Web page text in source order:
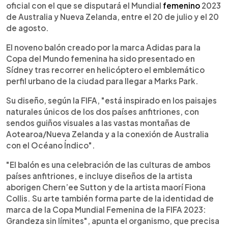
oficial con el que se disputará el Mundial femenino 2023
de Australia y Nueva Zelanda, entre el 20 de julio y el 20
de agosto.
El noveno balón creado por la marca Adidas para la
Copa del Mundo femenina ha sido presentado en
Sídney tras recorrer en helicóptero el emblemático
perfil urbano de la ciudad para llegar a Marks Park.
Su diseño, según la FIFA, "está inspirado en los paisajes
naturales únicos de los dos países anfitriones, con
sendos guiños visuales a las vastas montañas de
Aotearoa/Nueva Zelanda y a la conexión de Australia
con el Océano Índico".
"El balón es una celebración de las culturas de ambos
países anfitriones, e incluye diseños de la artista
aborigen Chern’ee Sutton y de la artista maorí Fiona
Collis. Su arte también forma parte de la identidad de
marca de la Copa Mundial Femenina de la FIFA 2023:
Grandeza sin límites", apunta el organismo, que precisa